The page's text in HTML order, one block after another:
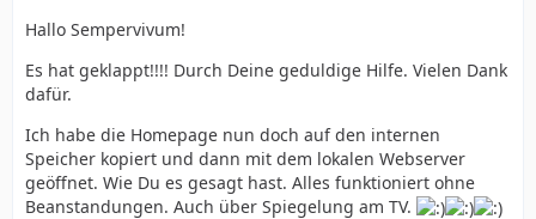
Hallo Sempervivum!
Es hat geklappt!!!! Durch Deine geduldige Hilfe. Vielen Dank
dafür.
Ich habe die Homepage nun doch auf den internen
Speicher kopiert und dann mit dem lokalen Webserver
geöffnet. Wie Du es gesagt hast. Alles funktioniert ohne
Beanstandungen. Auch über Spiegelung am TV.